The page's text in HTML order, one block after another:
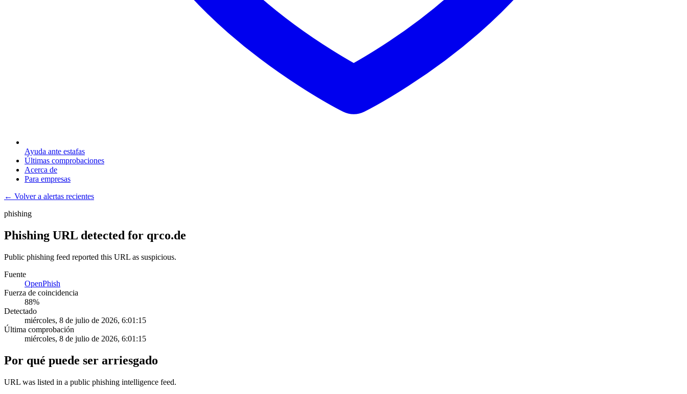
Ayuda ante estafas
Últimas comprobaciones
Acerca de
Para empresas
← Volver a alertas recientes
phishing
Phishing URL detected for qrco.de
Public phishing feed reported this URL as suspicious.
Fuente
OpenPhish
Fuerza de coincidencia
88%
Detectado
miércoles, 8 de julio de 2026, 6:01:15
Última comprobación
miércoles, 8 de julio de 2026, 6:01:15
Por qué puede ser arriesgado
URL was listed in a public phishing intelligence feed.